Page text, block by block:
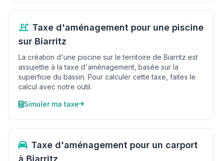
Taxe d'aménagement pour une piscine
sur Biarritz
La création d'une piscine sur le territoire de Biarritz est
assujettie à la taxe d'aménagement, basée sur la
superficie du bassin. Pour calculer cette taxe, faites le
calcul avec notre outil.
Simuler ma taxe
Taxe d'aménagement pour un carport
à Biarritz